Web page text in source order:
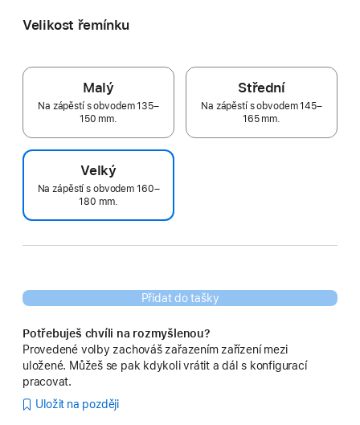
Velikost řemínku
Malý
Na zápěstí s obvodem 135–
150 mm.
Střední
Na zápěstí s obvodem 145–
165 mm.
Velký
Na zápěstí s obvodem 160–
180 mm.
Přidat do tašky
Potřebuješ chvíli na rozmyšlenou?
Provedené volby zachováš zařazením zařízení mezi
uložené. Můžeš se pak kdykoli vrátit a dál s konfigurací
pracovat.
Uložit na později